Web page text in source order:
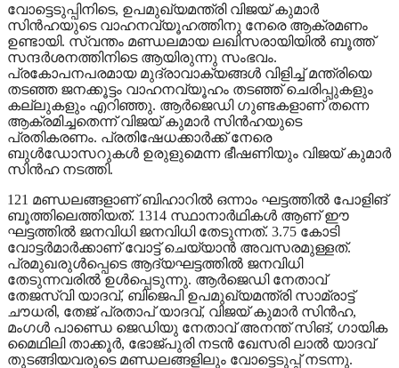
വോട്ടെടുപ്പിനിടെ, ഉപമുഖ്യമന്ത്രി വിജയ് കുമാര്‍
സിന്‍ഹയുടെ വാഹനവ്യൂഹത്തിനു നേരെ ആക്രമണം
ഉണ്ടായി. സ്വന്തം മണ്ഡലമായ ലഖിസരായിയില്‍ ബൂത്ത്
സന്ദര്‍ശനത്തിനിടെ ആയിരുന്നു സംഭവം.
പ്രകോപനപരമായ മുദ്രാവാക്യങ്ങള്‍ വിളിച്ച് മന്ത്രിയെ
തടഞ്ഞ ജനക്കൂട്ടം വാഹനവ്യൂഹം തടഞ്ഞ് ചെരിപ്പുകളും
കല്ലുകളും എറിഞ്ഞു. ആര്‍ജെഡി ഗുണ്ടകളാണ് തന്നെ
ആക്രമിച്ചതെന്ന് വിജയ് കുമാര്‍ സിന്‍ഹയുടെ
പ്രതികരണം. പ്രതിഷേധക്കാര്‍ക്ക് നേരെ
ബുള്‍ഡോസറുകള്‍ ഉരുളുമെന്ന ഭീഷണിയും വിജയ് കുമാര്‍
സിന്‍ഹ നടത്തി.
121 മണ്ഡലങ്ങളാണ് ബിഹാറില്‍ ഒന്നാം ഘട്ടത്തില്‍ പോളിങ്
ബൂത്തിലെത്തിയത്. 1314 സ്ഥാനാര്‍ഥികള്‍ ആണ് ഈ
ഘട്ടത്തില്‍ ജനവിധി ജനവിധി തേടുന്നത്. 3.75 കോടി
വോട്ടര്‍മാര്‍ക്കാണ് വോട്ട് ചെയ്യാന്‍ അവസരമുള്ളത്.
പ്രമുഖരുള്‍പ്പെടെ ആദ്യഘട്ടത്തില്‍ ജനവിധി
തേടുന്നവരില്‍ ഉള്‍പ്പെടുന്നു. ആര്‍ജെഡി നേതാവ്
തേജസ്വി യാദവ്, ബിജെപി ഉപമുഖ്യമന്ത്രി സാമ്രാട്ട്
ചൗധരി, തേജ് പ്രതാപ് യാദവ്, വിജയ് കുമാര്‍ സിന്‍ഹ,
മംഗള്‍ പാണ്ഡെ ജെഡിയു നേതാവ് അനന്ത് സിങ്, ഗായിക
മൈഥിലി താക്കൂര്‍, ഭോജ്പുരി നടന്‍ ഖേസരി ലാല്‍ യാദവ്
തുടങ്ങിയവരുടെ മണ്ഡലങ്ങളിലും വോട്ടെടുപ്പ് നടന്നു.